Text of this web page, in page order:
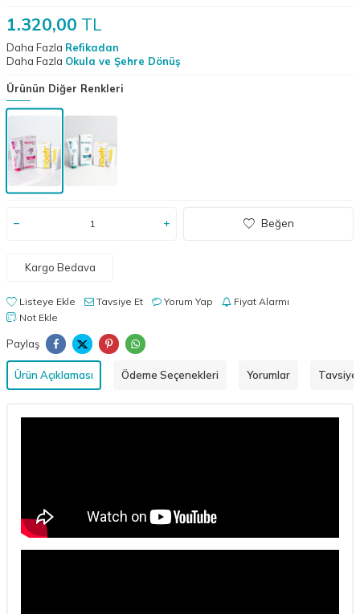
1.320,00 TL
Daha Fazla Refikadan
Daha Fazla Okula ve Şehre Dönüş
Ürünün Diğer Renkleri
Beğen
Kargo Bedava
Listeye Ekle Tavsiye Et Yorum Yap
Fiyat Alarmı
Not Ekle
Paylaş
Ürün Açıklaması Ödeme Seçenekleri Yorumlar Tavsiye